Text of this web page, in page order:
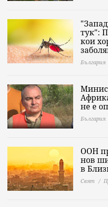
тук":
кои
България
не е
България
ООН
нов
в
Свят